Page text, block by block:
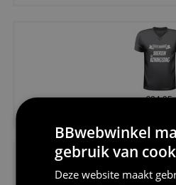
€24,95
BBwebwinkel
gebruik van
Deze website maakt